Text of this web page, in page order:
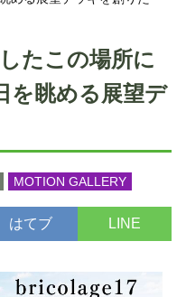
たこの場所に
を眺める展望デ
MOTION GALLERY
はてブ LINE